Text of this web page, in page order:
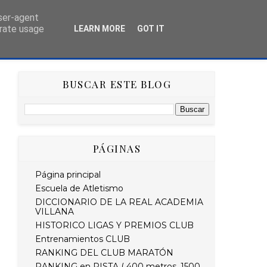
HISTÓRICO RETO STRAVA DEL MES
BUSCAR ESTE BLOG
PÁGINAS
Página principal
Escuela de Atletismo
DICCIONARIO DE LA REAL ACADEMIA
VILLANA
HISTORICO LIGAS Y PREMIOS CLUB
Entrenamientos CLUB
RANKING DEL CLUB MARATÓN
agent
usage
LEARN MORE GOT IT